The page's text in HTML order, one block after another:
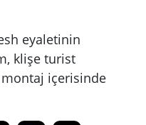
eyaletinin
klişe turist
içerisinde